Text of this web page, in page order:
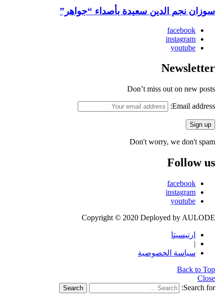
سوزان نجم الدين سعيدة بأصداء “جواهر”
facebook
instagram
youtube
Newsletter
Don’t miss out on new posts
Email address:
Don't worry, we don't spam
Follow us
facebook
instagram
youtube
Copyright © 2020 Deployed by AULODE
ارتيسيتا
|
سياسة الخصوصية
Back to Top
Close
Search for:
Search